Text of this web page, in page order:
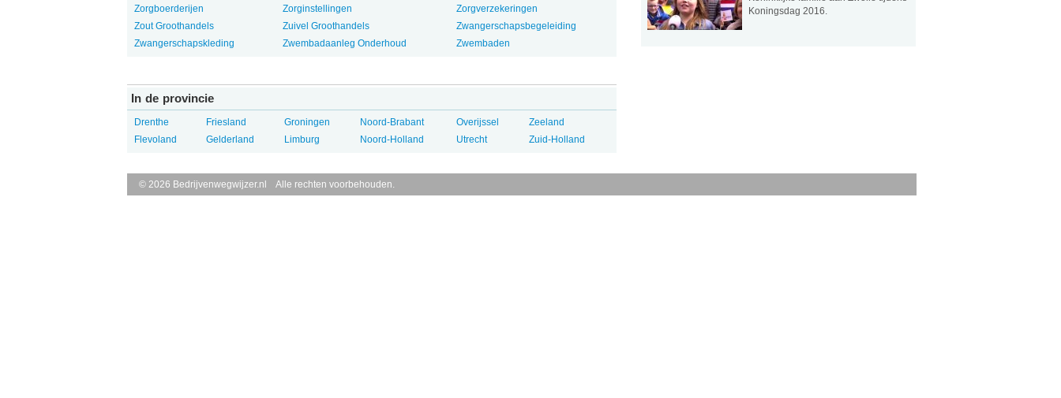
Zorgboerderijen
Zout Groothandels
Zwangerschapskleding
Zorginstellingen
Zuivel Groothandels
Zwembadaanleg Onderhoud
Zorgverzekeringen
Zwangerschapsbegeleiding
Zwembaden
In de provincie
Drenthe
Flevoland
Friesland
Gelderland
Groningen
Limburg
Noord-Brabant
Noord-Holland
Overijssel
Utrecht
Zeeland
Zuid-Holland
Koningsdag 2016.
© 2026 Bedrijvenwegwijzer.nl Alle rechten voorbehouden.